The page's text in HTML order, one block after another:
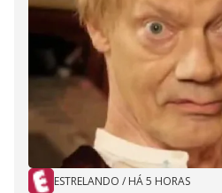
ESTRELANDO / HÁ 5 HORAS